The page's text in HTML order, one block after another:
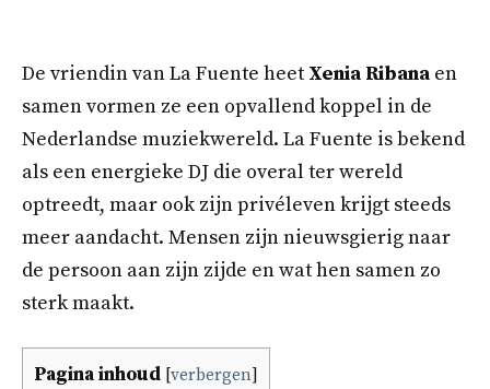
De vriendin van La Fuente heet Xenia Ribanaen
samen vormen ze een opvallend koppel in de
Nederlandse muziekwereld. La Fuente is bekend
als een energieke DJ die overal ter wereld
optreedt, maar ook zijn privéleven krijgt steeds
meer aandacht. Mensen zijn nieuwsgierig naar
de persoon aan zijn zijde en wat hen samen zo
sterk maakt.
Pagina inhoud verbergen